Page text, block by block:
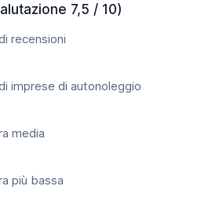
7,5 / 10)
recensioni
imprese di autonoleggio
media
più bassa